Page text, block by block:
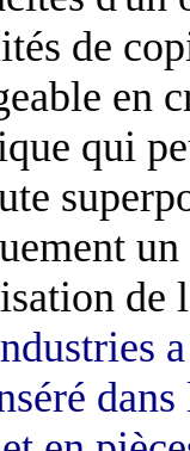
de
en
qui
de